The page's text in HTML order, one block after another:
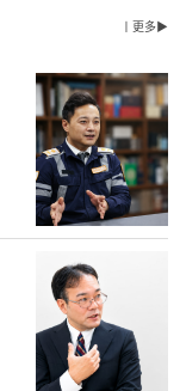
丨更多▶